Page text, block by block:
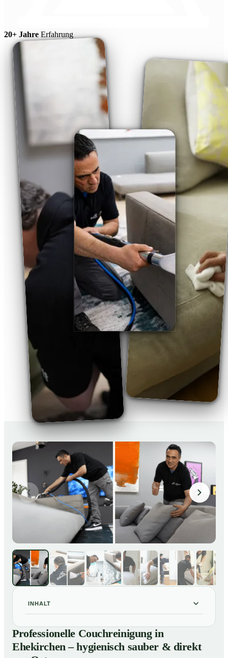
20+ Jahre Erfahrung
INHALT
01 Professionelle Couchreinigung in Ehekirchen –
hygienisch sauber & direkt vor Ort
02Unsere Leistungen für Couchreinigung in Ehekirchen
Professionelle Couchreinigung in
Ehekirchen – hygienisch sauber & direkt